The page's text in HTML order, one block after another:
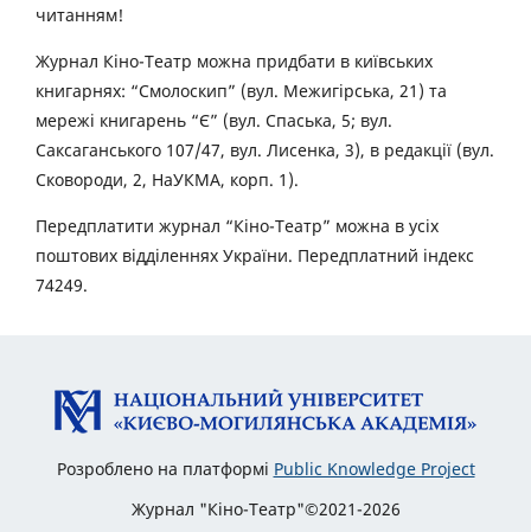
читанням!
Журнал Кіно-Театр можна придбати в київських
книгарнях: “Смолоскип” (вул. Межигірська, 21) та
мережі книгарень “Є” (вул. Спаська, 5; вул.
Саксаганського 107/47, вул. Лисенка, 3), в редакції (вул.
Сковороди, 2, НаУКМА, корп. 1).
Передплатити журнал “Кіно-Театр” можна в усіх
поштових відділеннях України. Передплатний індекс
74249.
Розроблено на платформі Public Knowledge Project
Журнал "Кіно-Театр"©2021-2026